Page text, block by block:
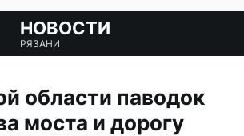
НОВОСТИ
РЯЗАНИ
области паводок
моста и дорогу